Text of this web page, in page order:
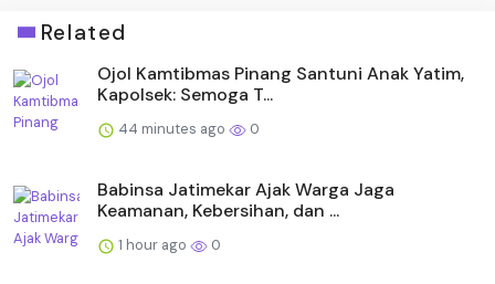
Related
Ojol Kamtibmas Pinang Santuni Anak Yatim,
Kapolsek: Semoga T...
44 minutes ago 0
Babinsa Jatimekar Ajak Warga Jaga
Keamanan, Kebersihan, dan ...
1 hour ago 0